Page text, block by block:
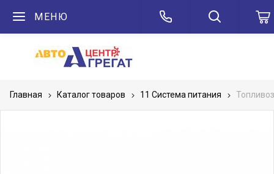
МЕНЮ
Главная Каталог товаров 11 Система питания